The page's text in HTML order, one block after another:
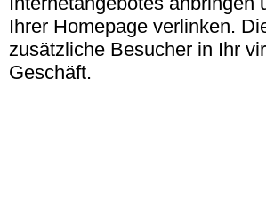
Ihrer Homepage verlinken.
zusätzliche Besucher in Ihr
Geschäft.